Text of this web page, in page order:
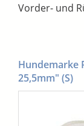
Vorder- und
Hundemarke
25,5mm" (S)